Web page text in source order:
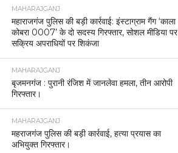
MAHARAJGANJ
महाराजगंज पुलिस की बड़ी कार्रवाई: इंस्टाग्राम गैंग ‘काला
कोबरा 0007’ के दो सदस्य गिरफ्तार, सोशल मीडिया पर
सक्रिय अपराधियों पर शिकंजा
MAHARAJGANJ
बृजमनगंज : पुरानी रंजिश में जानलेवा हमला, तीन आरोपी
गिरफ्तार।
MAHARAJGANJ
महराजगंज पुलिस की बड़ी कार्रवाई, हत्या प्रयास का
अभियुक्त गिरफ्तार।